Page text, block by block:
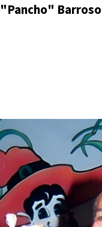
"Pancho" Barroso